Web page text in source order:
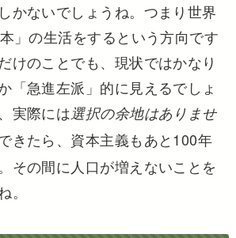
かないでしょうね。つまり世界
」の生活をするという方向です
けのことでも、現状ではかなり
「急進左派」的に見えるでしょ
実際には選択の余地はありませ
きたら、資本主義もあと100年
その間に人口が増えないことを
。